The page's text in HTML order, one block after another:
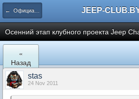
← Официальные клубные мероприятия JEEP-
Осенний этап клубного проекта Jeep
«
Назад
stas
24 Nov 2011